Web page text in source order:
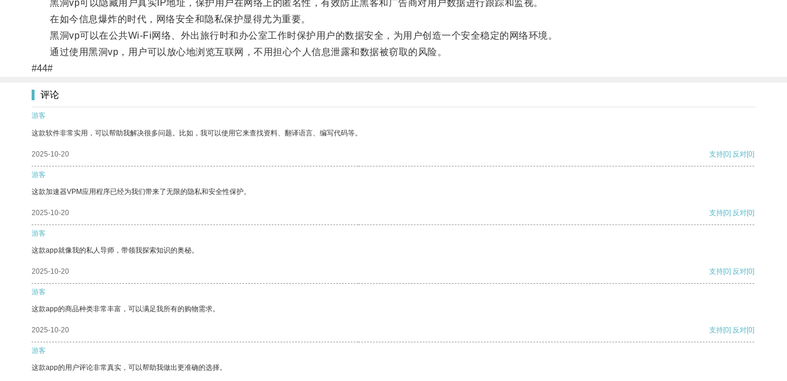
黑洞vp可以隐藏用户真实IP地址，保护用户在网络上的匿名性，有效防止黑客和广告商对用户数据进行跟踪和监视。
在如今信息爆炸的时代，网络安全和隐私保护显得尤为重要。
黑洞vp可以在公共Wi-Fi网络、外出旅行时和办公室工作时保护用户的数据安全，为用户创造一个安全稳定的网络环境。
通过使用黑洞vp，用户可以放心地浏览互联网，不用担心个人信息泄露和数据被窃取的风险。
#44#
评论
游客
这款软件非常实用，可以帮助我解决很多问题。比如，我可以使用它来查找资料、翻译语言、编写代码等。
2025-10-20 支持[0] 反对[0]
游客
这款加速器VPM应用程序已经为我们带来了无限的隐私和安全性保护。
2025-10-20 支持[0] 反对[0]
游客
这款app就像我的私人导师，带领我探索知识的奥秘。
2025-10-20 支持[0] 反对[0]
游客
这款app的商品种类非常丰富，可以满足我所有的购物需求。
2025-10-20 支持[0] 反对[0]
游客
这款app的用户评论非常真实，可以帮助我做出更准确的选择。